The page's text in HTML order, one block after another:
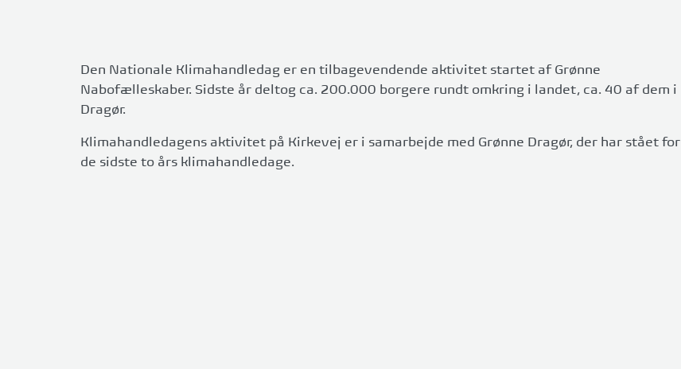
Den Nationale Klimahandledag er en tilbagevendende aktivitet startet af Grønne
Nabofælleskaber. Sidste år deltog ca. 200.000 borgere rundt omkring i landet, ca. 40 af dem i
Dragør.
Klimahandledagens aktivitet på Kirkevej er i samarbejde med Grønne Dragør, der har stået for
de sidste to års klimahandledage.